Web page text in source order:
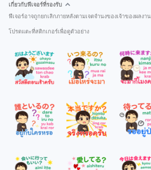
เกี่ยวกับฟีเจอร์ที่รองรับ
ฟีเจอร์อาจถูกยกเลิกภายหลังตามเจตจำนงของเจ้าของผลงาน
โปรดแตะที่สติกเกอร์เพื่อดูตัวอย่าง